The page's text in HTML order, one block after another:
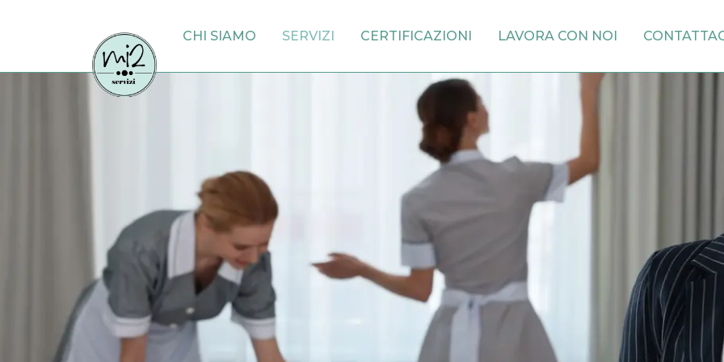
CHI SIAMO SERVIZI CERTIFICAZIONI LAVORA CON NOI